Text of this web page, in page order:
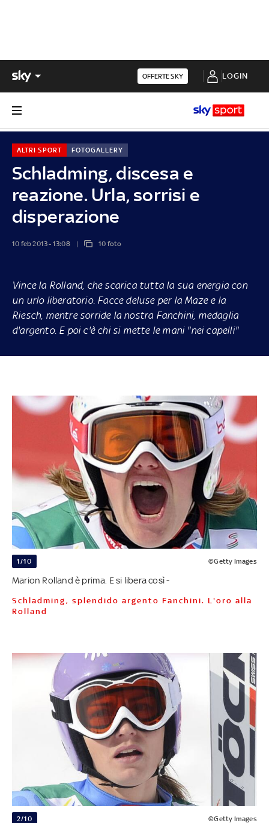
OFFERTE SKY LOGIN
Schladming, discesa e
reazione. Urla, sorrisi e
disperazione
ALTRI SPORT FOTOGALLERY
10 feb 2013 - 13:08 10 foto
Vince la Rolland, che scarica tutta la sua energia con
un urlo liberatorio. Facce deluse per la Maze e la
Riesch, mentre sorride la nostra Fanchini, medaglia
d'argento. E poi c'è chi si mette le mani "nei capelli"
1/10 ©Getty Images
Marion Rolland è prima. E si libera così -
Schladming, splendido argento Fanchini. L'oro alla
Rolland
2/10 ©Getty Images